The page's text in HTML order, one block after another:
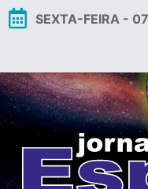
SEXTA-FEIRA -